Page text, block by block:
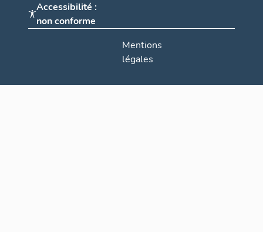
Accessibilité :
non conforme
Mentions
légales